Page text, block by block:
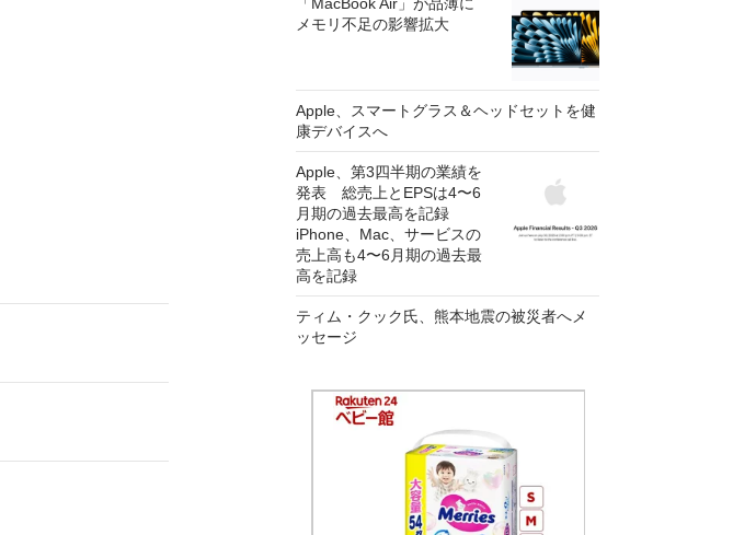
メモリ不足の影響拡大
Apple、スマートグラス＆ヘッドセットを健
康デバイスへ
Apple、第3四半期の業績を
発表 総売上とEPSは4〜6
月期の過去最高を記録
iPhone、Mac、サービスの
売上高も4〜6月期の過去最
高を記録
ティム・クック氏、熊本地震の被災者へメ
ッセージ